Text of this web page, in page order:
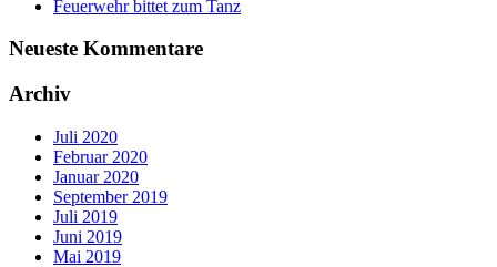
Feuerwehr bittet zum Tanz
Neueste Kommentare
Archiv
Juli 2020
Februar 2020
Januar 2020
September 2019
Juli 2019
Juni 2019
Mai 2019